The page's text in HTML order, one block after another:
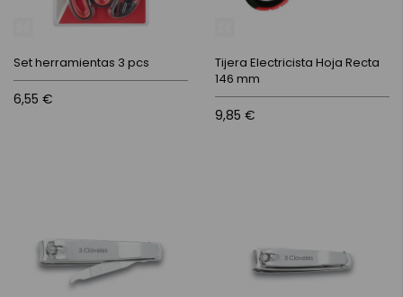
Set herramientas 3 pcs
6,55 €
Tijera Electricista Hoja Recta
146 mm
9,85 €